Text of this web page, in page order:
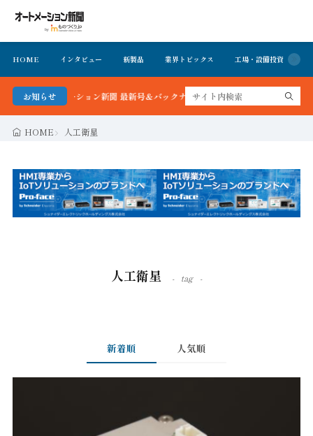
HOME インタビュー 新製品 業界トピックス 工場・設備投資
お知らせ
オートメーション新聞 最新号＆バックナンバーを無料で公開中 詳細はこちら
HOME 人工衛星
人工衛星 tag
新着順 人気順